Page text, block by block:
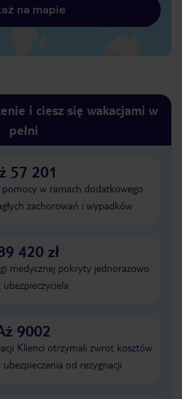
na mapie
i ciesz się wakacjami w
pełni
57 201
pomocy w ramach dodatkowego
zachorowań i wypadków
420 zł
medycznej pokryty jednorazowo
ubezpieczyciela
9002
Klienci otrzymali zwrot kosztów
od rezygnacji